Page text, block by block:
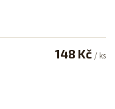
148 Kč / ks